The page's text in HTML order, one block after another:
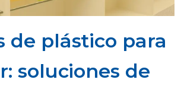
de plástico para
soluciones de